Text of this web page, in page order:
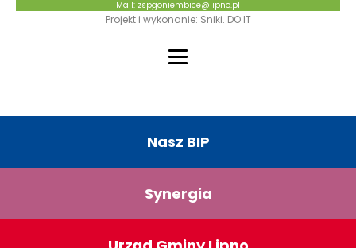
Mail: zspgoniembice@lipno.pl
Projekt i wykonanie: Sniki. DO IT
Nasz BIP
Synergia